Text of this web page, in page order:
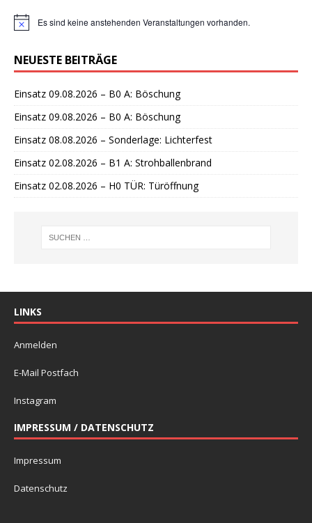
H
w
e
s
Es sind keine anstehenden Veranstaltungen vorhanden.
NEUESTE BEITRÄGE
Einsatz 09.08.2026 – B0 A: Böschung
Einsatz 09.08.2026 – B0 A: Böschung
Einsatz 08.08.2026 – Sonderlage: Lichterfest
Einsatz 02.08.2026 – B1 A: Strohballenbrand
Einsatz 02.08.2026 – H0 TÜR: Türöffnung
LINKS
Anmelden
E-Mail Postfach
Instagram
IMPRESSUM / DATENSCHUTZ
Impressum
Datenschutz